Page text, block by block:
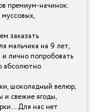
премиум-начинок:
заказать
мальчика на 9 лет,
лично попробовать
абсолютно
шоколадный велюр,
и свежие ягоды,
Для нас нет